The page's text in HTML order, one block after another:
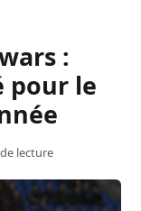
:
pour le
lecture